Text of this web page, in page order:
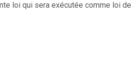
loi qui sera exécutée comme loi de